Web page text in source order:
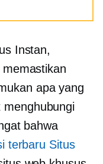
Instan,
apa yang
bahwa
terbaru Situs